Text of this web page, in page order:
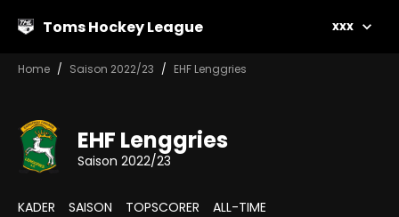
Toms Hockey League xxx
Home Saison 2022/23 EHF Lenggries
EHF Lenggries
Saison 2022/23
KADER SAISON TOPSCORER ALL-TIME